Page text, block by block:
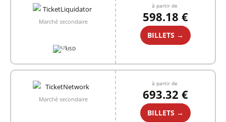
Marché secondaire
USD
à partir de
598.18 €
BILLETS →
Marché secondaire
à partir de
693.32 €
BILLETS →